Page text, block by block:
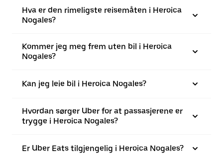
Hva er den rimeligste reisemåten i Heroica
Nogales?
Kommer jeg meg frem uten bil i Heroica
Nogales?
Kan jeg leie bil i Heroica Nogales?
Hvordan sørger Uber for at passasjerene er
trygge i Heroica Nogales?
Er Uber Eats tilgjengelig i Heroica Nogales?